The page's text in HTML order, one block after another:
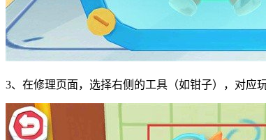
3、在修理页面，选择右侧的工具（如钳子），对应